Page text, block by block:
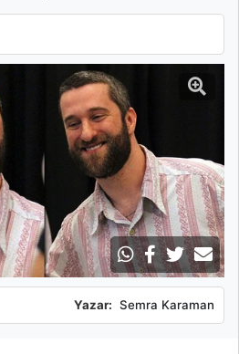
Yoksulluk İçinde Hayatını Kaybetti
Yazar: Semra Karaman